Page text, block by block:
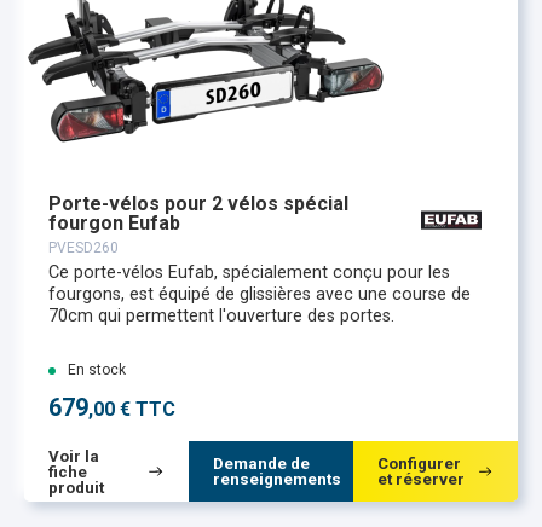
Porte-vélos pour 2 vélos spécial
fourgon Eufab
PVESD260
Ce porte-vélos Eufab, spécialement conçu pour les
fourgons, est équipé de glissières avec une course de
70cm qui permettent l'ouverture des portes.
En stock
679,00 € TTC
Voir la
fiche
produit
Demande de
renseignements
Configurer
et réserver